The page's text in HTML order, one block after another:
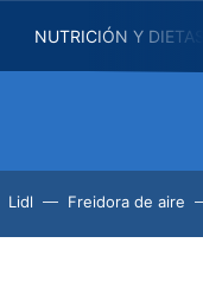
NUTRICIÓN Y
Lidl Freidora de aire